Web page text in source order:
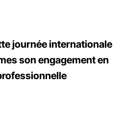
journée internationale
son engagement en